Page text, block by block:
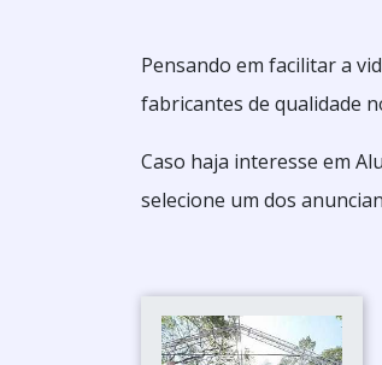
Pensando em facilitar a
fabricantes de qualidade
Caso haja interesse em
selecione um dos